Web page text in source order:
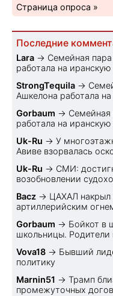
Страница опроса »
Последние
Lara → Семейная
работала на иранскую
StrongTequila →
Ашкелона работала
Gorbaum → Семейная
работала на иранскую
Uk-Ru → У
Авиве взорвалась
Uk-Ru → СМИ:
возобновлении
Bacz → ЦАХАЛ
артиллерийским
Gorbaum → Бойкот в
школьницы.
Vova18 → Бывший
политику
Marnin51 → Трамп
промежуточных